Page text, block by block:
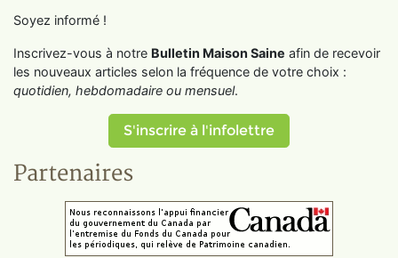
Soyez informé !
Inscrivez-vous à notre Bulletin Maison Saine afin de recevoir
les nouveaux articles selon la fréquence de votre choix :
quotidien, hebdomadaire ou mensuel.
S'inscrire à l'infolettre
Partenaires